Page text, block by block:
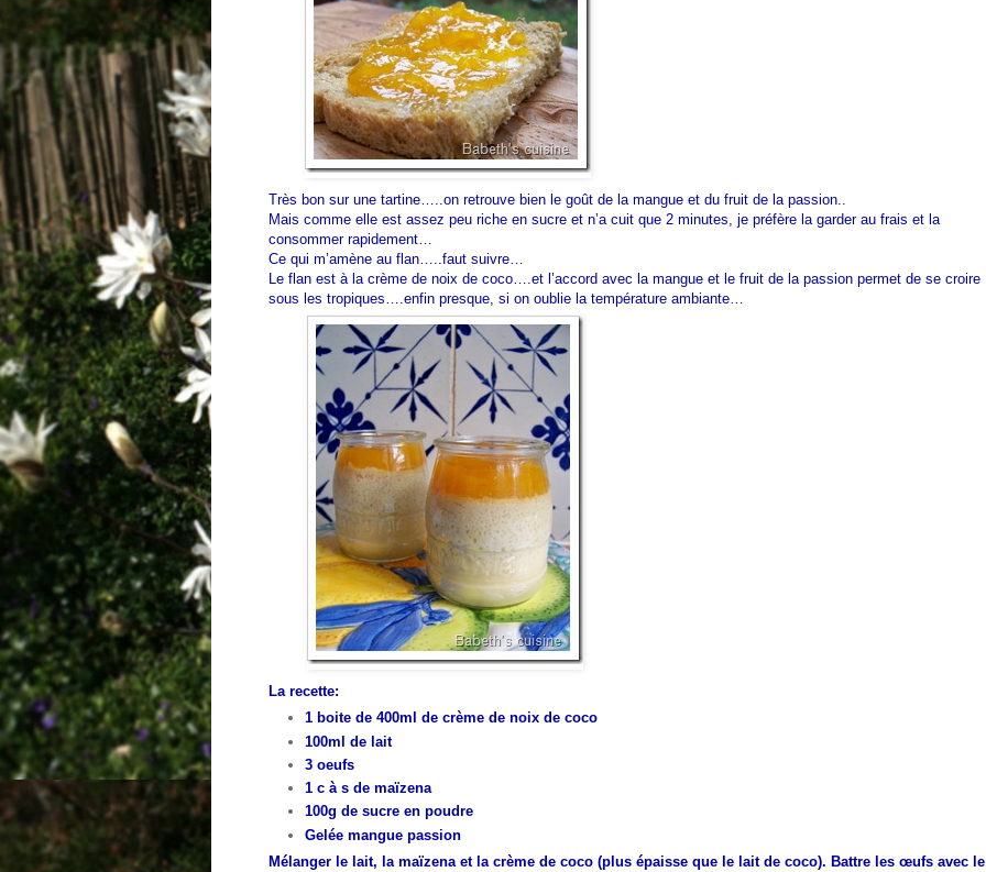
Très bon sur une tartine…..on retrouve bien le goût de la mangue et du fruit de la passion..
Mais comme elle est assez peu riche en sucre et n’a cuit que 2 minutes, je préfère la garder au frais et la
consommer rapidement…
Ce qui m’amène au flan…..faut suivre…
Le flan est à la crème de noix de coco….et l’accord avec la mangue et le fruit de la passion permet de se croire
sous les tropiques….enfin presque, si on oublie la température ambiante…
La recette:
1 boite de 400ml de crème de noix de coco
100ml de lait
3 oeufs
1 c à s de maïzena
100g de sucre en poudre
Gelée mangue passion
Mélanger le lait, la maïzena et la crème de coco (plus épaisse que le lait de coco). Battre les œufs avec le